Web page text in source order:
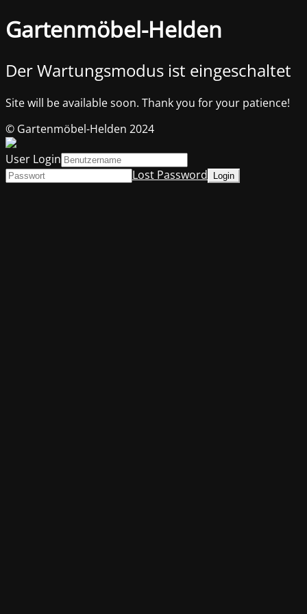
Gartenmöbel-Helden
Der Wartungsmodus ist eingeschaltet
Site will be available soon. Thank you for your patience!
© Gartenmöbel-Helden 2024
User Login
Lost Password